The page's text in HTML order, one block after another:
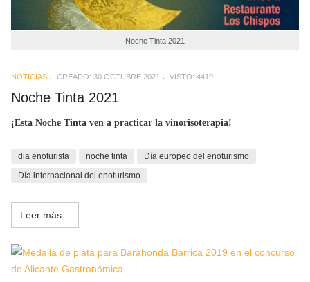
Noche Tinta 2021
NOTICIAS CREADO: 30 OCTUBRE 2021 VISTO: 4419
Noche Tinta 2021
¡Esta Noche Tinta ven a practicar la vinorisoterapia!
dia enoturista noche tinta
Día europeo del enoturismo
Día internacional del enoturismo
Leer más...